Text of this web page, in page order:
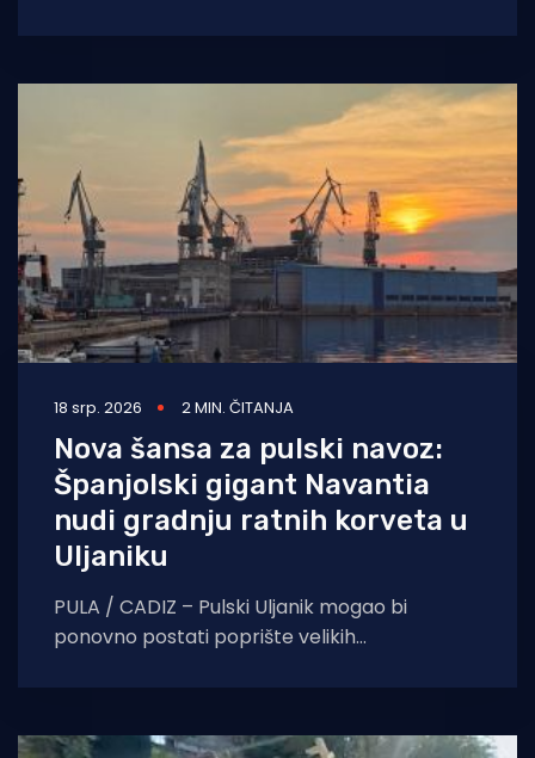
18 srp. 2026 2 MIN. ČITANJA
Nova šansa za pulski navoz:
Španjolski gigant Navantia
nudi gradnju ratnih korveta u
Uljaniku
PULA / CADIZ – Pulski Uljanik mogao bi
ponovno postati poprište velikih
brodogradnja potpisala je memorandum o